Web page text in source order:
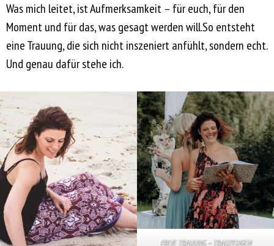
Was mich leitet, ist Aufmerksamkeit – für euch, für den
Moment und für das, was gesagt werden will.So entsteht
eine Trauung, die sich nicht inszeniert anfühlt, sondern echt.
Und genau dafür stehe ich.
FREIE TRAUUNG – TRAUZEUGEN